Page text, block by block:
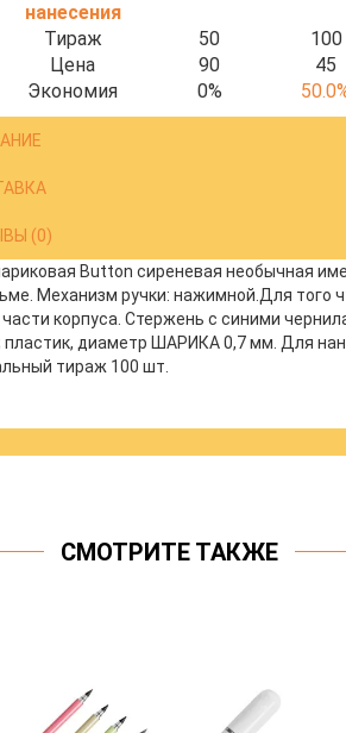
нанесения
Тираж
50 100
Цена
90 45
Экономия
0%
(0)
Button сиреневая необычная
Механизм ручки: нажимной.Для того
корпуса. Стержень с синими
пластик, диаметр ШАРИКА 0,7 мм. Для
тираж 100 шт.
СМОТРИТЕ ТАКЖЕ